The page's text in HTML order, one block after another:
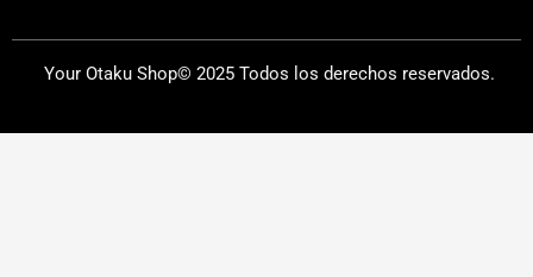
Your Otaku Shop© 2025 Todos los derechos reservados.